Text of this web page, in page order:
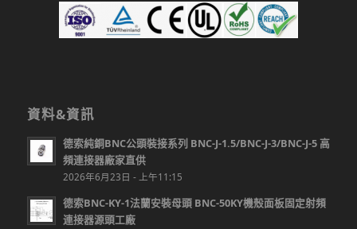
資料&資訊
德索純銅BNC公頭裝接系列 BNC-J-1.5/BNC-J-3/BNC-J-5 高
頻連接器廠家直供
2026年6月23日 - 上午11:15
德索BNC-KY-1法蘭安裝母頭 BNC-50KY機殼面板固定射頻
連接器源頭工廠